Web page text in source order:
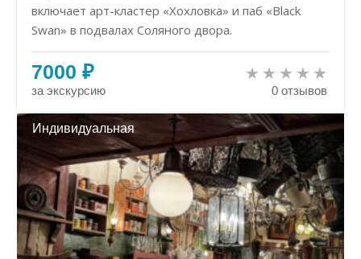
включает арт-кластер «Хохловка» и паб «Black
Swan» в подвалах Соляного двора.
7000 ₽
за экскурсию 0 отзывов
Индивидуальная